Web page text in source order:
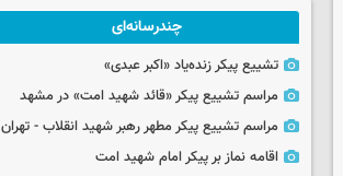
چندرسانه‌ای
تشییع پیکر زنده‌یاد «اکبر عبدی»
مراسم تشییع پیکر «قائد شهید امت» در مشهد
مراسم تشییع پیکر مطهر رهبر شهید انقلاب - تهران
اقامه نماز بر پیکر امام شهید امت